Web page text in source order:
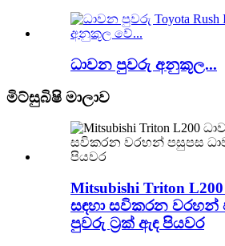
ධාවන පුවරු අනුකූල...
මිට්සුබිෂි මාලාව
Mitsubishi Triton
සඳහා සවිකරන වරහන්
පුවරු ට්‍රක් ඇඳ පියවර